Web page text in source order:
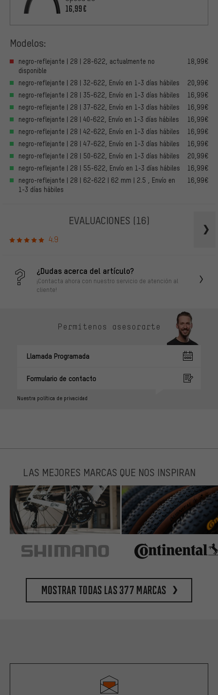
16,99€
Modelos:
negro-reflejante | 28 | 28-622, actualmente no
disponible
18,99€
negro-reflejante | 28 | 32-622, Envío en 1-3 días hábiles
20,99€
negro-reflejante | 28 | 35-622, Envío en 1-3 días hábiles
16,99€
negro-reflejante | 28 | 37-622, Envío en 1-3 días hábiles
16,99€
negro-reflejante | 28 | 40-622, Envío en 1-3 días hábiles
16,99€
negro-reflejante | 28 | 42-622, Envío en 1-3 días hábiles
16,99€
negro-reflejante | 28 | 47-622, Envío en 1-3 días hábiles
16,99€
negro-reflejante | 28 | 50-622, Envío en 1-3 días hábiles
20,99€
negro-reflejante | 28 | 55-622, Envío en 1-3 días hábiles
16,99€
negro-reflejante | 28 | 62-622 | 62 mm | 2.5 , Envío en
1-3 días hábiles
16,99€
EVALUACIONES (16)
4.9
¿Dudas acerca del artículo?
¡Contacta ahora con nuestro servicio de atención al
cliente!
Permítenos asesorarte
Llamada Programada
Formulario de contacto
Nuestra política de privacidad
LAS MEJORES MARCAS QUE NOS INSPIRAN
Mostrar todas las 377 marcas